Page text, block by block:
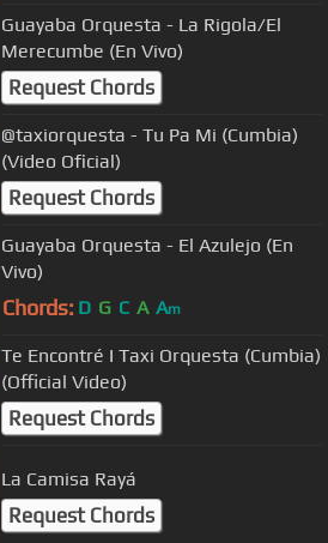
Guayaba Orquesta - La Rigola/El
Merecumbe (En Vivo)
Request Chords
@taxiorquesta - Tu Pa Mi (Cumbia)
(Video Oficial)
Request Chords
Guayaba Orquesta - El Azulejo (En
Vivo)
Chords: D G C A Am
Te Encontré I Taxi Orquesta (Cumbia)
(Official Video)
Request Chords
La Camisa Rayá
Request Chords